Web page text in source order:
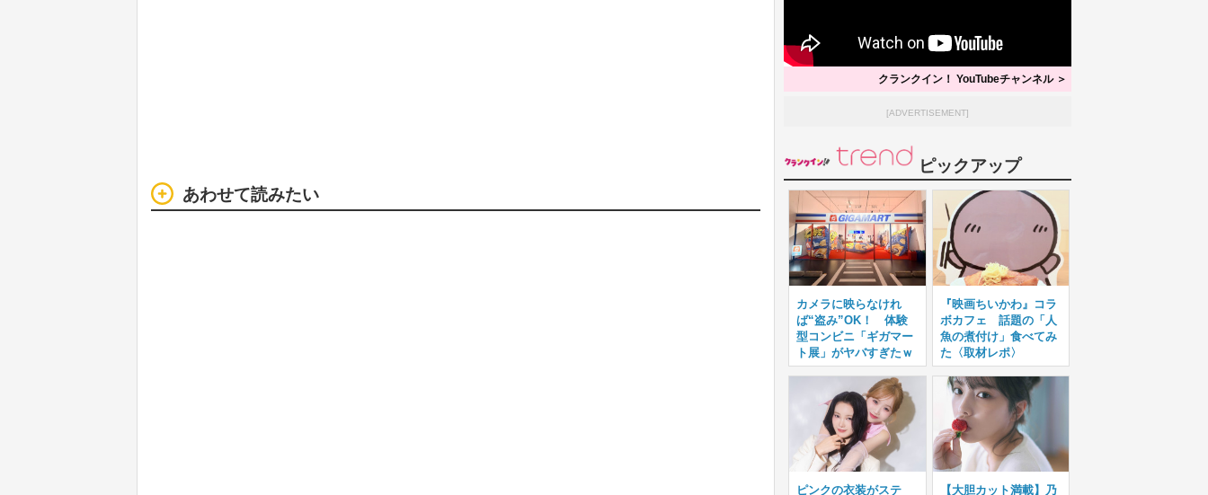
あわせて読みたい
クランクイン！ YouTubeチャンネル ＞
[ADVERTISEMENT]
ピックアップ
カメラに映らなけれ
ば“盗み”OK！ 体験
型コンビニ「ギガマー
ト展」がヤバすぎたｗ
『映画ちいかわ』コラ
ボカフェ 話題の「人
魚の煮付け」食べてみ
た〈取材レポ〉
ピンクの衣装がステ 【大胆カット満載】乃